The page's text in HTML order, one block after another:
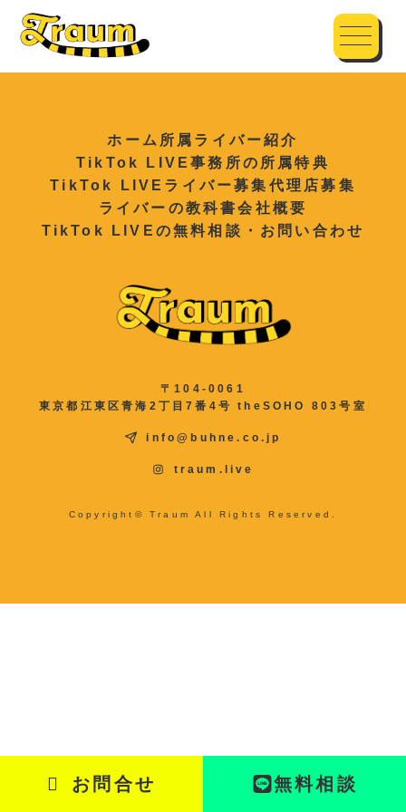
〒104-0061
東京都江東区青海2丁目7番4号 theSOHO 803号室
info@buhne.co.jp
traum.live
ホーム 所属ライバー紹介
TikTok LIVE事務所の所属特典
TikTok LIVEライバー募集 代理店募集
ライバーの教科書会社概要
TikTok LIVEの無料相談・お問い合わせ
お問合せ 無料相談
Copyright© Traum All Rights Reserved.
お問合せ 無料相談